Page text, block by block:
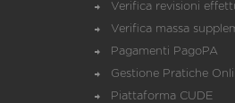
Verifica revisioni
Verifica massa
Pagamenti PagoPA
Gestione Pratiche
Piattaforma CUDE